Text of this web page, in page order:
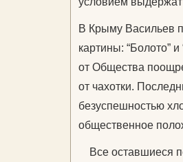
В Крыму Васильев
картины: “Болото”
от Общества
от чахотки.
безуспешностью
общественное
Все оставшиеся